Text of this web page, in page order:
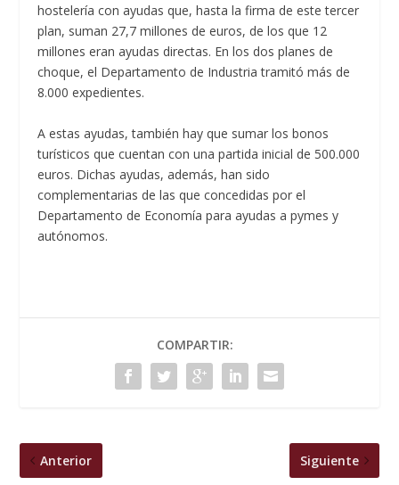
hostelería con ayudas que, hasta la firma de este tercer
plan, suman 27,7 millones de euros, de los que 12
millones eran ayudas directas. En los dos planes de
choque, el Departamento de Industria tramitó más de
8.000 expedientes.
A estas ayudas, también hay que sumar los bonos
turísticos que cuentan con una partida inicial de 500.000
euros. Dichas ayudas, además, han sido
complementarias de las que concedidas por el
Departamento de Economía para ayudas a pymes y
autónomos.
COMPARTIR:
Anterior Siguiente